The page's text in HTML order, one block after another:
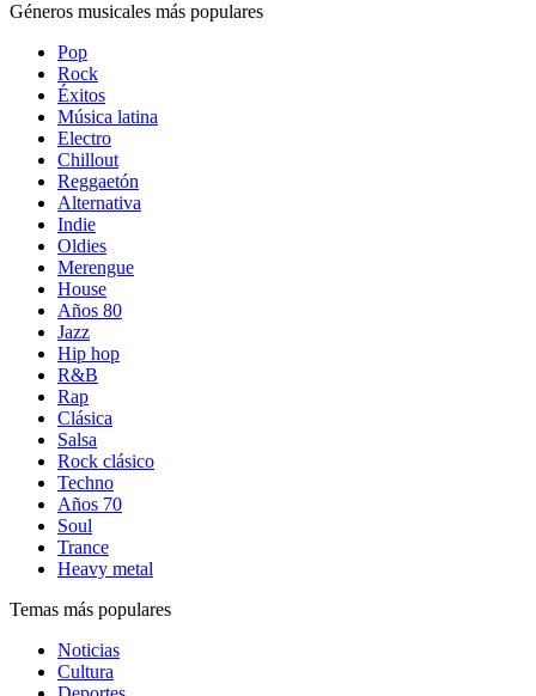
Géneros musicales más populares
Pop
Rock
Éxitos
Música latina
Electro
Chillout
Reggaetón
Alternativa
Indie
Oldies
Merengue
House
Años 80
Jazz
Hip hop
R&B
Rap
Clásica
Salsa
Rock clásico
Techno
Años 70
Soul
Trance
Heavy metal
Temas más populares
Noticias
Cultura